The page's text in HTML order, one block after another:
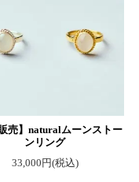
販売】naturalムーンストー
ンリング
33,000円(税込)